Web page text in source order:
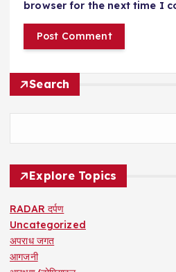
browser for the next time I
Search
Explore Topics
RADAR दर्पण
Uncategorized
अपराध जगत
आगजनी